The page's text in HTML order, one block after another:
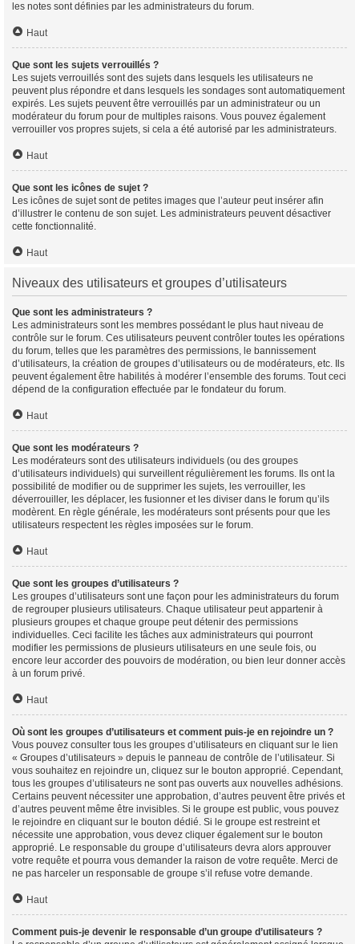
les notes sont définies par les administrateurs du forum.
Haut
Que sont les sujets verrouillés ?
Les sujets verrouillés sont des sujets dans lesquels les utilisateurs ne
peuvent plus répondre et dans lesquels les sondages sont automatiquement
expirés. Les sujets peuvent être verrouillés par un administrateur ou un
modérateur du forum pour de multiples raisons. Vous pouvez également
verrouiller vos propres sujets, si cela a été autorisé par les administrateurs.
Haut
Que sont les icônes de sujet ?
Les icônes de sujet sont de petites images que l’auteur peut insérer afin
d’illustrer le contenu de son sujet. Les administrateurs peuvent désactiver
cette fonctionnalité.
Haut
Niveaux des utilisateurs et groupes d’utilisateurs
Que sont les administrateurs ?
Les administrateurs sont les membres possédant le plus haut niveau de
contrôle sur le forum. Ces utilisateurs peuvent contrôler toutes les opérations
du forum, telles que les paramètres des permissions, le bannissement
d’utilisateurs, la création de groupes d’utilisateurs ou de modérateurs, etc. Ils
peuvent également être habilités à modérer l’ensemble des forums. Tout ceci
dépend de la configuration effectuée par le fondateur du forum.
Haut
Que sont les modérateurs ?
Les modérateurs sont des utilisateurs individuels (ou des groupes
d’utilisateurs individuels) qui surveillent régulièrement les forums. Ils ont la
possibilité de modifier ou de supprimer les sujets, les verrouiller, les
déverrouiller, les déplacer, les fusionner et les diviser dans le forum qu’ils
modèrent. En règle générale, les modérateurs sont présents pour que les
utilisateurs respectent les règles imposées sur le forum.
Haut
Que sont les groupes d’utilisateurs ?
Les groupes d’utilisateurs sont une façon pour les administrateurs du forum
de regrouper plusieurs utilisateurs. Chaque utilisateur peut appartenir à
plusieurs groupes et chaque groupe peut détenir des permissions
individuelles. Ceci facilite les tâches aux administrateurs qui pourront
modifier les permissions de plusieurs utilisateurs en une seule fois, ou
encore leur accorder des pouvoirs de modération, ou bien leur donner accès
à un forum privé.
Haut
Où sont les groupes d’utilisateurs et comment puis-je en rejoindre un ?
Vous pouvez consulter tous les groupes d’utilisateurs en cliquant sur le lien
« Groupes d’utilisateurs » depuis le panneau de contrôle de l’utilisateur. Si
vous souhaitez en rejoindre un, cliquez sur le bouton approprié. Cependant,
tous les groupes d’utilisateurs ne sont pas ouverts aux nouvelles adhésions.
Certains peuvent nécessiter une approbation, d’autres peuvent être privés et
d’autres peuvent même être invisibles. Si le groupe est public, vous pouvez
le rejoindre en cliquant sur le bouton dédié. Si le groupe est restreint et
nécessite une approbation, vous devez cliquer également sur le bouton
approprié. Le responsable du groupe d’utilisateurs devra alors approuver
votre requête et pourra vous demander la raison de votre requête. Merci de
ne pas harceler un responsable de groupe s’il refuse votre demande.
Haut
Comment puis-je devenir le responsable d’un groupe d’utilisateurs ?